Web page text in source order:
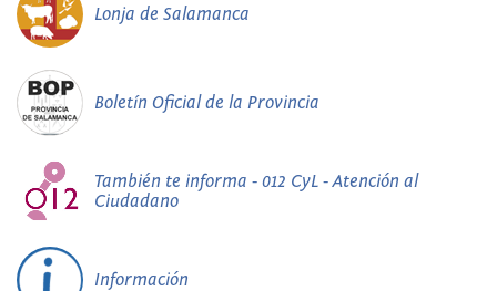
Lonja de Salamanca
Boletín Oficial de la Provincia
También te informa - 012 CyL - Atención al
Ciudadano
Información